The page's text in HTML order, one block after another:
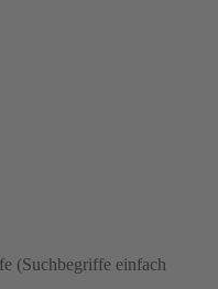
(Suchbegriffe einfach